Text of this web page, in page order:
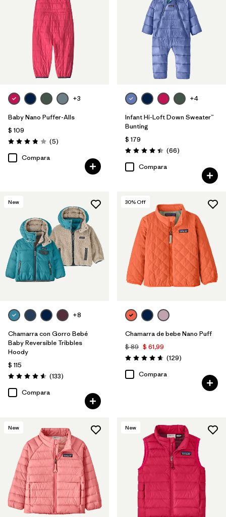
+3
Baby Nano Puffer-Alls
$ 109
Valoración: 3.8 / 5
(5Comentarios
)
Compara
+4
Infant Hi-Loft Down Sweater™
Bunting
$ 179
Valoración: 4.4 / 5
(66Comentarios
)
Compara
New
+8
Chamarra con Gorro Bebé
Baby Reversible Tribbles
Hoody
$ 115
Valoración: 4.6 / 5
(133Comentarios
)
Compara
30% Off
Chamarra de bebe Nano Puff
$ 89 $ 61,99
Valoración: 4.7 / 5
(129Comentarios
)
Compara
New New